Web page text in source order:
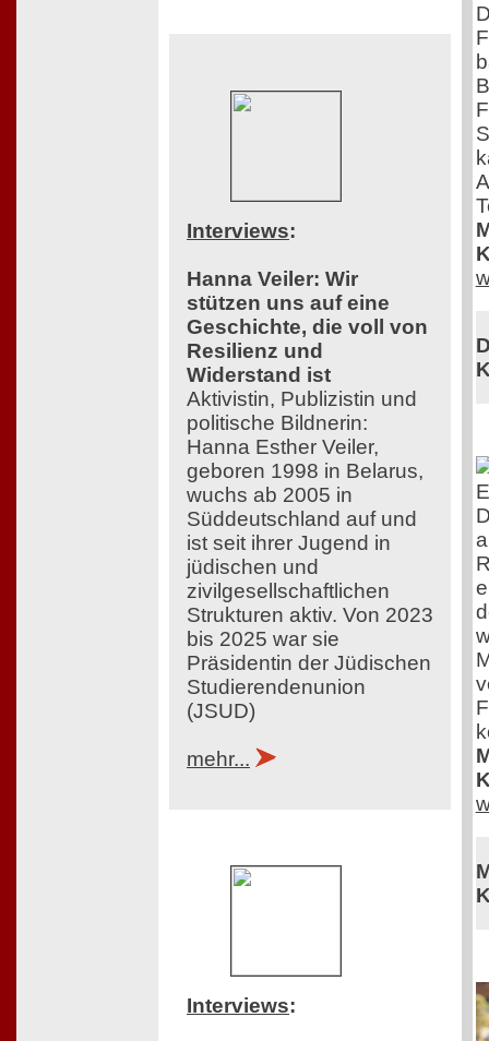
Interviews:
Hanna Veiler: Wir
stützen uns auf eine
Geschichte, die voll von
Resilienz und
Widerstand ist
Aktivistin, Publizistin und
politische Bildnerin:
Hanna Esther Veiler,
geboren 1998 in Belarus,
wuchs ab 2005 in
Süddeutschland auf und
ist seit ihrer Jugend in
jüdischen und
zivilgesellschaftlichen
Strukturen aktiv. Von 2023
bis 2025 war sie
Präsidentin der Jüdischen
Studierendenunion
(JSUD)
mehr...
Interviews: